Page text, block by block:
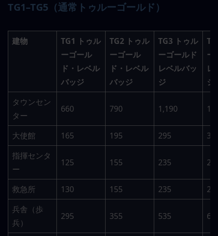
TG1–TG5（通常トゥルーゴールド）
建物
TG1 トゥル
ーゴール
ド・レベル
バッジ
TG2 トゥル
ーゴール
ド・レベル
バッジ
TG3 トゥル
ーゴールド
レベルバッ
ジ
ー
レ
ジ
タウンセン
ター
660 790 1,190
大使館 165 195 295
指揮センタ
ー
125 155 235
救急所 130 155 235
兵舎（歩
兵）
295 355 535